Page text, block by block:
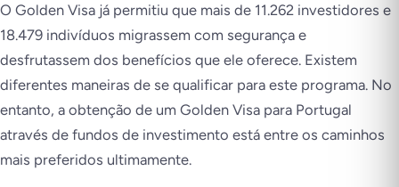
O Golden Visa já permitiu que mais de 11.262 investidores e
18.479 indivíduos migrassem com segurança e
desfrutassem dos benefícios que ele oferece. Existem
diferentes maneiras de se qualificar para este programa. No
entanto, a obtenção de um Golden Visa para Portugal
através de fundos de investimento está entre os caminhos
mais preferidos ultimamente.